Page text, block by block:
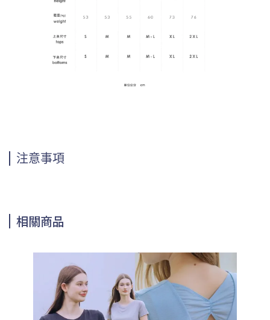
注意事項
相關商品